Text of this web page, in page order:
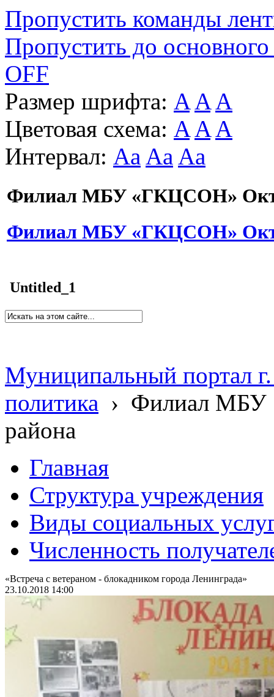
Пропустить команды
Пропустить до основного
OFF
Размер шрифта: A A A
Цветовая схема: A A A
Интервал: Aa Aa Aa
Филиал МБУ «ГКЦСОН»
Филиал МБУ «ГКЦСОН»
Untitled_1
Муниципальный портал
политика › Филиал МБУ
района
Главная
Структура учреждения
Виды социальных
Численность
«Встреча с ветераном - блокадником города Ленинграда»
23.10.2018 14:00